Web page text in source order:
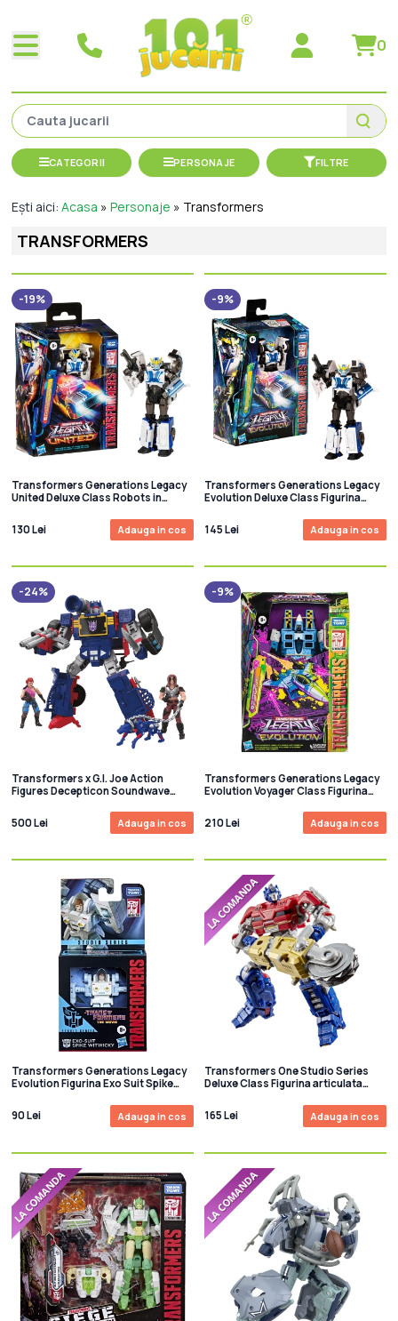
0
CATEGORII PERSONAJE FILTRE
Ești aici:Acasa »Personaje » Transformers
TRANSFORMERS
-19%
Transformers Generations Legacy
United Deluxe Class Robots in
Strongarm 14 cm
130 Lei Adauga in cos
-9%
Transformers Generations Legacy
Evolution Deluxe Class Figurina
Universe Strongarm 14 cm
145 Lei Adauga in cos
-24%
Transformers x G.I. Joe Action
Figures Decepticon Soundwave
500 Lei Adauga in cos
-9%
Transformers Generations Legacy
Evolution Voyager Class Figurina
210 Lei Adauga in cos
Transformers Generations Legacy
Evolution Figurina Exo Suit Spike
90 Lei
Adauga in cos
Transformers One Studio Series
Deluxe Class Figurina articulata
165 Lei
Adauga in cos